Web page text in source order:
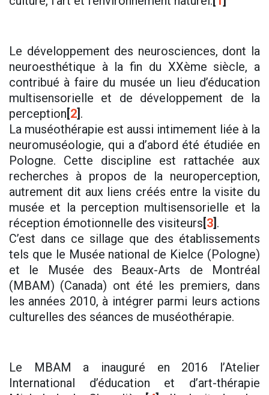
Le développement des neurosciences, dont la
neuroesthétique à la fin du XXème siècle, a
contribué à faire du musée un lieu d’éducation
multisensorielle et de développement de la
perception[2] .
La muséothérapie est aussi intimement liée à la
neuromuséologie, qui a d’abord été étudiée en
Pologne. Cette discipline est rattachée aux
recherches à propos de la neuroperception,
autrement dit aux liens créés entre la visite du
musée et la perception multisensorielle et la
réception émotionnelle des visiteurs[3] .
C’est dans ce sillage que des établissements
tels que le Musée national de Kielce (Pologne)
et le Musée des Beaux-Arts de Montréal
(MBAM) (Canada) ont été les premiers, dans
les années 2010, à intégrer parmi leurs actions
culturelles des séances de muséothérapie.
Le MBAM a inauguré en 2016 l’Atelier
International d’éducation et d’art-thérapie